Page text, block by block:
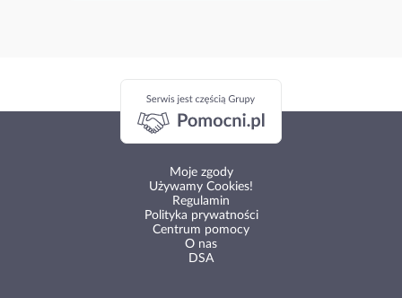
Moje zgody
Używamy Cookies!
Regulamin
Polityka prywatności
Centrum pomocy
O nas
DSA